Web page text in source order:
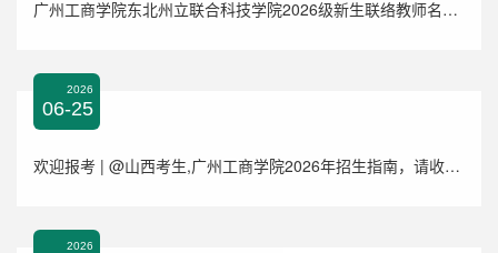
广州工商学院东北州立联合科技学院2026级新生联络教师名单的通知
2026
06-25
欢迎报考 | @山西考生,广州工商学院2026年招生指南，请收藏！
2026